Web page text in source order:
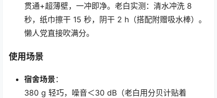
贯通+超薄壁，一冲即净。老白实测：清水冲洗 8
秒，纸巾擦干 15 秒，阴干 2 h（搭配附赠吸水棒）。
懒人党直接吹满分。
使用场景
宿舍场景 ：
380 g 轻巧，噪音＜30 dB（老白用分贝计贴着